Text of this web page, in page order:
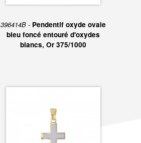
396414B - Pendentif oxyde ovale
bleu foncé entouré d'oxydes
blancs, Or 375/1000